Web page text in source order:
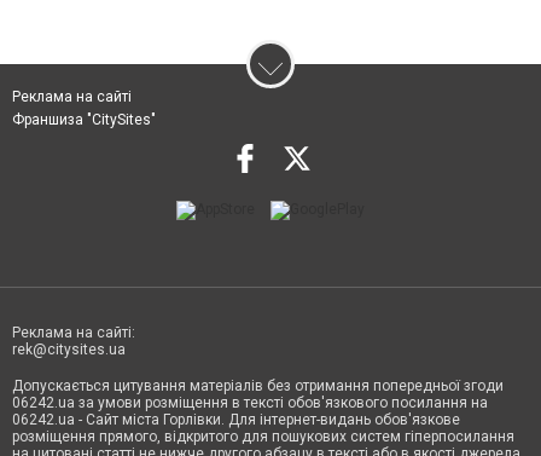
Реклама на сайті
Франшиза "CitySites"
Реклама на сайті:
rek@citysites.ua
Допускається цитування матеріалів без отримання попередньої згоди
06242.ua за умови розміщення в тексті обов'язкового посилання на
06242.ua - Сайт міста Горлівки. Для інтернет-видань обов'язкове
розміщення прямого, відкритого для пошукових систем гіперпосилання